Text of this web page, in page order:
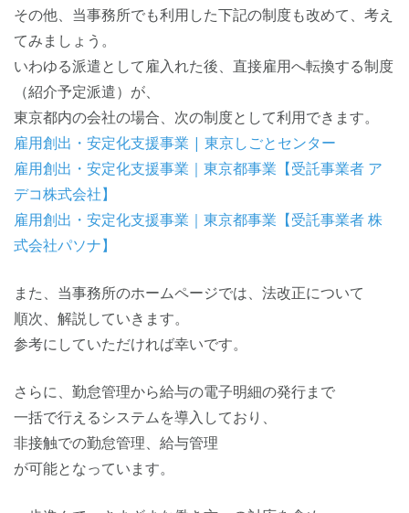
その他、当事務所でも利用した下記の制度も改めて、考え
てみましょう。
いわゆる派遣として雇入れた後、直接雇用へ転換する制度
（紹介予定派遣）が、
東京都内の会社の場合、次の制度として利用できます。
雇用創出・安定化支援事業 | 東京しごとセンター
雇用創出・安定化支援事業｜東京都事業【受託事業者 ア
デコ株式会社】
雇用創出・安定化支援事業｜東京都事業【受託事業者 株
式会社パソナ】
また、当事務所のホームページでは、法改正について
順次、解説していきます。
参考にしていただければ幸いです。
さらに、勤怠管理から給与の電子明細の発行まで
一括で行えるシステムを導入しており、
非接触での勤怠管理、給与管理
が可能となっています。